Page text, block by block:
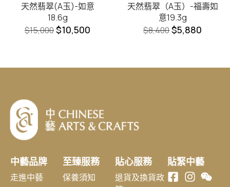
天然翡翠(A玉)-如意
18.6g
$15,000$10,500
天然翡翠（A玉）-福壽如
意19.3g
$8,400$5,880
中藝品牌
走進中藝
至臻服務
保養須知
貼心服務
退貨及換貨政
貼緊中藝